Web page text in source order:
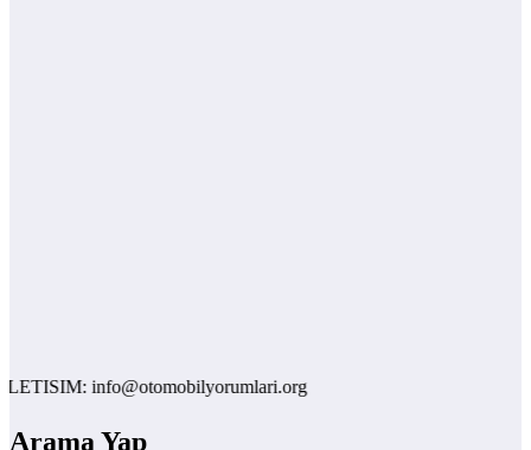
info@otomobilyorumlari.org
Arama Yap